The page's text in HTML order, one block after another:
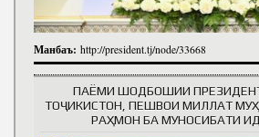
Манбаъ: http://president.tj/node/33668
ПАЁМИ ШОДБОШИИ
ТОҶИКИСТОН, ПЕШВОИ МИЛЛАТ
РАҲМОН БА МУНОСИБАТИ